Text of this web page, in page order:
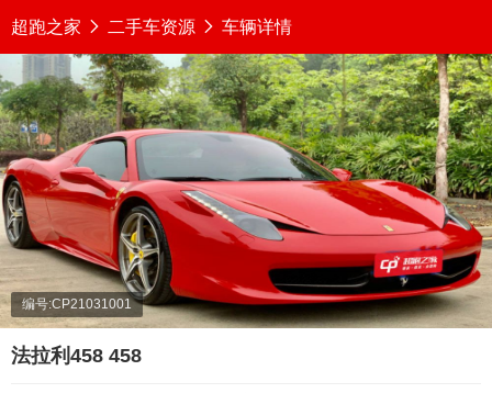
超跑之家  二手车资源  车辆详情
编号:CP21031001
法拉利458 458